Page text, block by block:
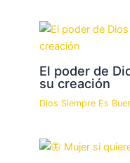
El poder de
su creación
Dios Siempre Es